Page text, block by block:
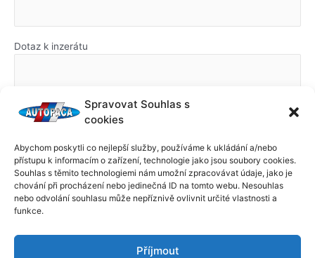
Spravovat Souhlas s
cookies
Abychom poskytli co nejlepší služby, používáme k ukládání a/nebo
přístupu k informacím o zařízení, technologie jako jsou soubory cookies.
Souhlas s těmito technologiemi nám umožní zpracovávat údaje, jako je
chování při procházení nebo jedinečná ID na tomto webu. Nesouhlas
nebo odvolání souhlasu může nepříznivě ovlivnit určité vlastnosti a
funkce.
Příjmout
Dotaz k inzerátu